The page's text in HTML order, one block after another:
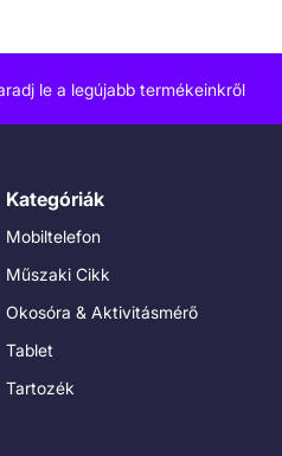
le a legújabb termékeinkről
Kategóriák
Mobiltelefon
Műszaki Cikk
Okosóra & Aktivitásmérő
Tablet
Tartozék